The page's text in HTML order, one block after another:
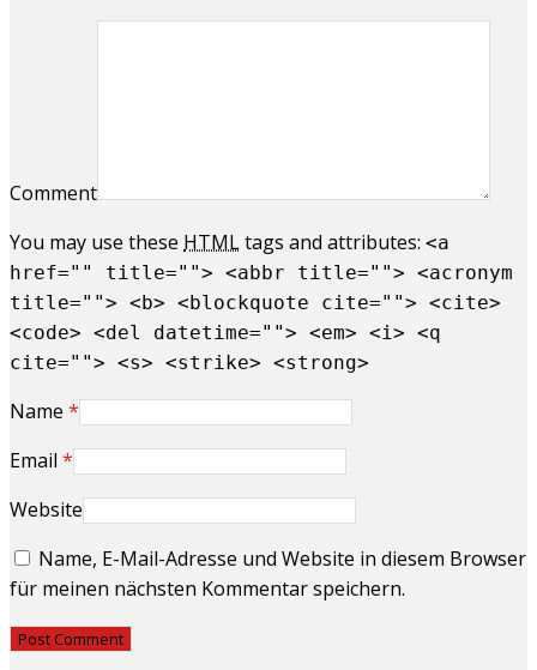
Comment
You may use these HTMLtags and attributes: <a
href="" title=""> <abbr title=""> <acronym
title=""> <b> <blockquote cite=""> <cite>
<code> <del datetime=""> <em> <i> <q
cite=""> <s> <strike> <strong>
Name *
Email *
Website
Name, E-Mail-Adresse und Website in diesem Browser
für meinen nächsten Kommentar speichern.